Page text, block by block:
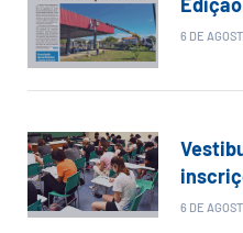
6 DE
6 DE